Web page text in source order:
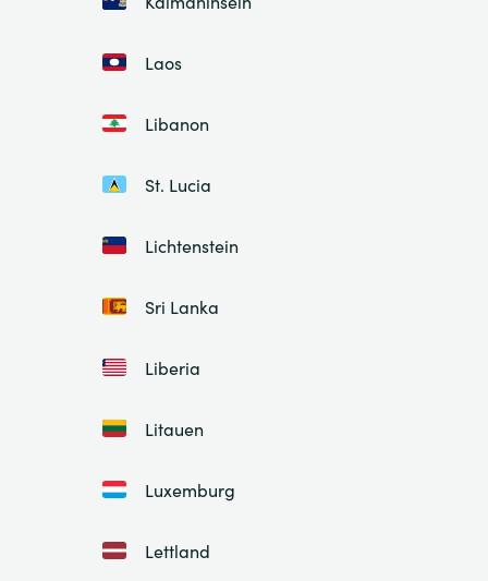
Laos
Libanon
St. Lucia
Lichtenstein
Sri Lanka
Liberia
Litauen
Luxemburg
Lettland